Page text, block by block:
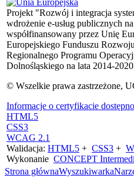
Projekt "Rozwój i integracja
wdrożenie e-usług publicznych
współfinansowany przez Unię
Europejskiego Funduszu
Regionalnego Programu
Dolnośląskiego na lata 2014-
© Wszelkie prawa zastrzeżone,
Informacje o certyfikacie
HTML5
CSS3
WCAG 2.1
Walidacja: HTML5 + CSS3 +
Wykonanie CONCEPT
Strona głównaWyszukiwarka